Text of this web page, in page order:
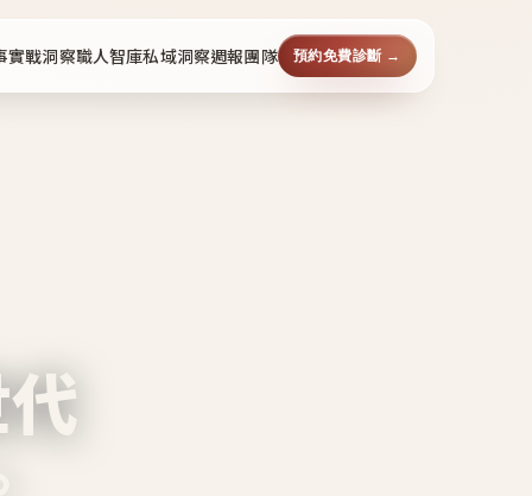
實戰洞察職人智庫私域洞察週報團隊 預約免費診斷 →